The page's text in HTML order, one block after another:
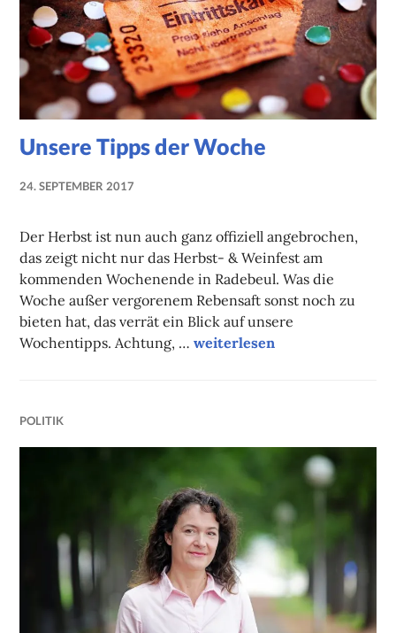
Unsere Tipps der Woche
24. SEPTEMBER 2017
Der Herbst ist nun auch ganz offiziell angebrochen,
das zeigt nicht nur das Herbst- & Weinfest am
kommenden Wochenende in Radebeul. Was die
Woche außer vergorenem Rebensaft sonst noch zu
bieten hat, das verrät ein Blick auf unsere
Wochentipps. Achtung, …Unsere Tipps der Woche
weiterlesen
POLITIK